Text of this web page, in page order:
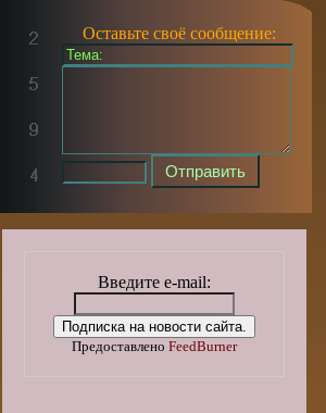
Оставьте своё сообщение:
Введите e-mail:
Предоставлено FeedBurner